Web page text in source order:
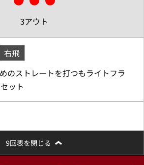
3アウト
右飛
のストレートを打つもライトフラ
ット
9回表を閉じる